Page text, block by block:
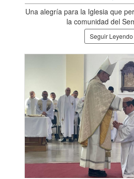
Una alegría para la Iglesia que
la comunidad del
Seguir Leyendo